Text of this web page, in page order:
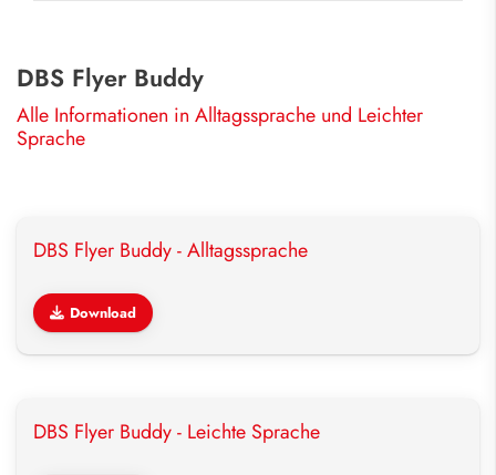
DBS Flyer Buddy
Alle Informationen in Alltagssprache und Leichter
Sprache
DBS Flyer Buddy - Alltagssprache
Download
DBS Flyer Buddy - Leichte Sprache